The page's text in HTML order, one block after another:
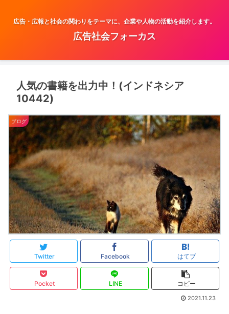
広告・広報と社会の関わりをテーマに、企業や人物の活動を紹介します。
広告社会フォーカス
人気の書籍を出力中！(インドネシア
10442)
ブログ
Twitter Facebook はてブ
Pocket LINE コピー
2021.11.23